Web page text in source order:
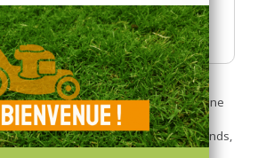
du produit 
qualité, montage très facile,
ni gros gros, ni trop petit avec une
chargement très pratique avec son
avec des personnes pas très grands,
correspond à mes besoins et